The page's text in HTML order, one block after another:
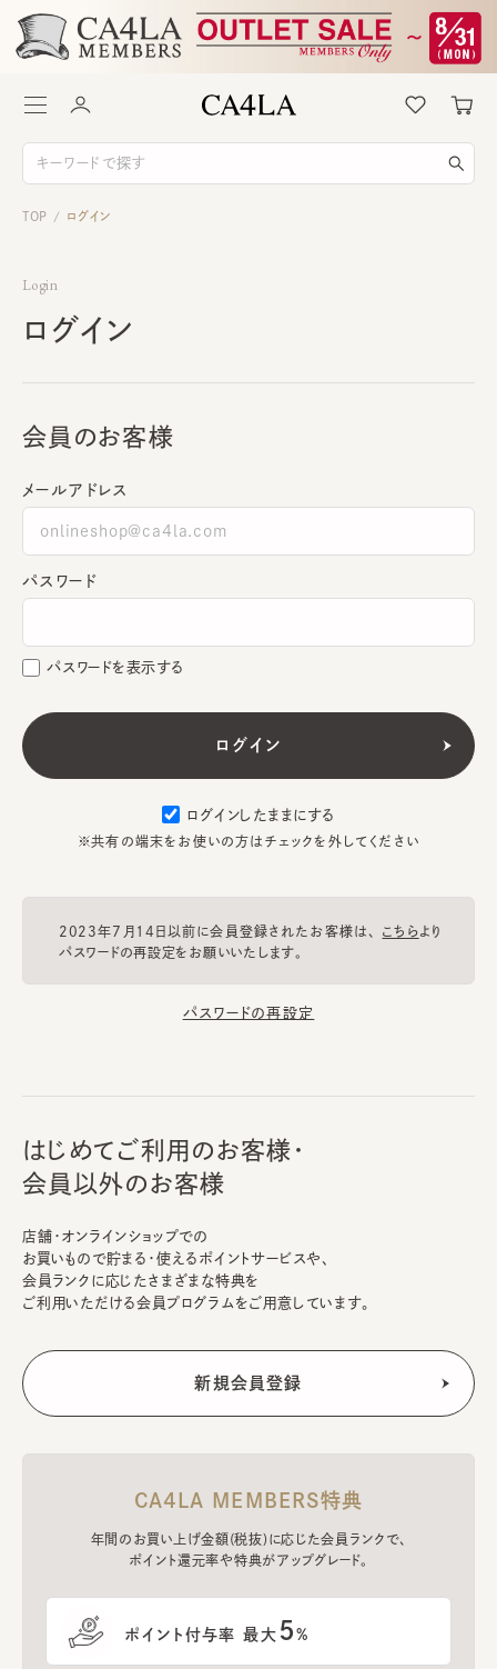
TOP / ログイン
Login
ログイン
会員のお客様
メールアドレス
パスワード
パスワードを表示する
ログインしたままにする
※共有の端末をお使いの方はチェックを外してください
2023年7月14日以前に会員登録されたお客様は、 こちらより
パスワードの再設定をお願いいたします。
パスワードの再設定
はじめてご利用のお客様・
会員以外のお客様
店舗・オンラインショップでの
お買いもので貯まる・使えるポイントサービスや、
会員ランクに応じたさまざまな特典を
ご利用いただける会員プログラムをご用意しています。
CA4LA MEMBERS特典
年間のお買い上げ金額(税抜)に応じた会員ランクで、
ポイント還元率や特典がアップグレード。
ポイント付与率 最大 5%